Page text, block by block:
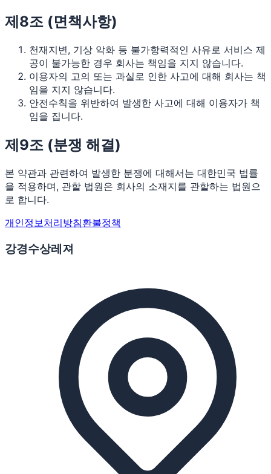
제8조 (면책사항)
천재지변, 기상 악화 등 불가항력적인 사유로 서비스 제
공이 불가능한 경우 회사는 책임을 지지 않습니다.
이용자의 고의 또는 과실로 인한 사고에 대해 회사는 책
임을 지지 않습니다.
안전수칙을 위반하여 발생한 사고에 대해 이용자가 책
임을 집니다.
제9조 (분쟁 해결)
본 약관과 관련하여 발생한 분쟁에 대해서는 대한민국 법률
을 적용하며, 관할 법원은 회사의 소재지를 관할하는 법원으
로 합니다.
개인정보처리방침환불정책
강경수상레져